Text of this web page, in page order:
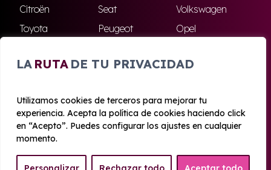
LA RUTA DE TU PRIVACIDAD
Utilizamos cookies de terceros para mejorar tu
experiencia. Acepta la política de cookies haciendo click
en “Acepto”. Puedes configurar los ajustes en cualquier
momento.
Citroën
Seat
Volkswagen
Toyota
Peugeot
Opel
Cupra
Audi
Omoda
Skoda
Ford Todas las marcas